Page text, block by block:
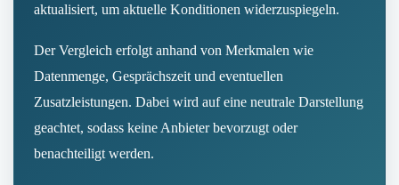
aktualisiert, um aktuelle Konditionen widerzuspiegeln.
Der Vergleich erfolgt anhand von Merkmalen wie
Datenmenge, Gesprächszeit und eventuellen
Zusatzleistungen. Dabei wird auf eine neutrale Darstellung
geachtet, sodass keine Anbieter bevorzugt oder
benachteiligt werden.